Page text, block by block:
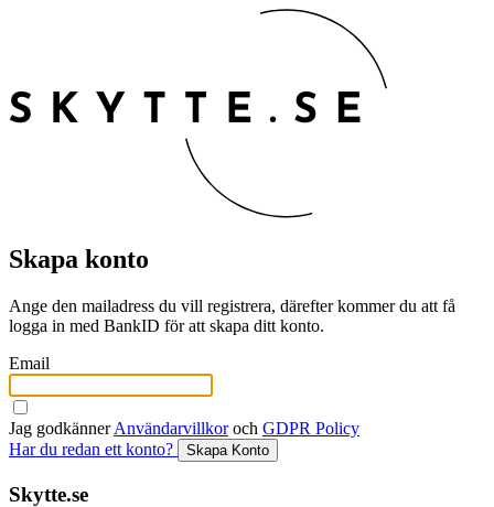
Skapa konto
Ange den mailadress du vill registrera, därefter kommer du att få
logga in med BankID för att skapa ditt konto.
Email
Jag godkännerAnvändarvillkoroch GDPR Policy
Har du redan ett konto?
Skapa Konto
Skytte.se